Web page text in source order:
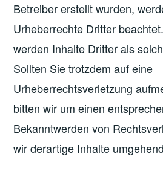
Betreiber erstellt wurden,
Urheberrechte Dritter
werden Inhalte Dritter als
Sollten Sie trotzdem auf eine
Urheberrechtsverletzung
bitten wir um einen
Bekanntwerden von
wir derartige Inhalte